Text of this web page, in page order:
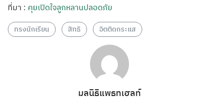
ที่มา : คุยเปิดใจลูกหลานปลอดภัย
ทรงนักเรียน สิทธิ อิตติดกระแส
มูลนิธิแพธทูเฮลท์